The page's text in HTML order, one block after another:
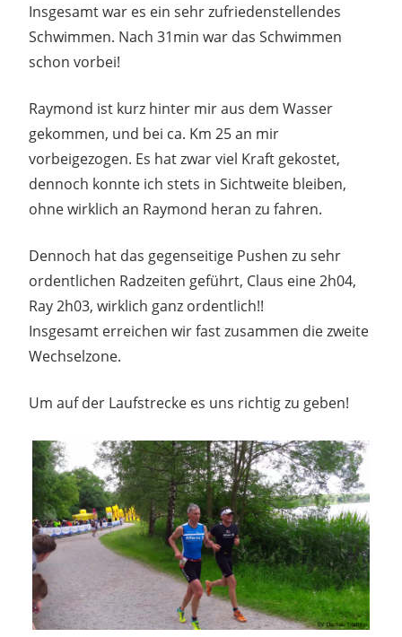
Insgesamt war es ein sehr zufriedenstellendes
Schwimmen. Nach 31min war das Schwimmen
schon vorbei!
Raymond ist kurz hinter mir aus dem Wasser
gekommen, und bei ca. Km 25 an mir
vorbeigezogen. Es hat zwar viel Kraft gekostet,
dennoch konnte ich stets in Sichtweite bleiben,
ohne wirklich an Raymond heran zu fahren.
Dennoch hat das gegenseitige Pushen zu sehr
ordentlichen Radzeiten geführt, Claus eine 2h04,
Ray 2h03, wirklich ganz ordentlich!!
Insgesamt erreichen wir fast zusammen die zweite
Wechselzone.
Um auf der Laufstrecke es uns richtig zu geben!